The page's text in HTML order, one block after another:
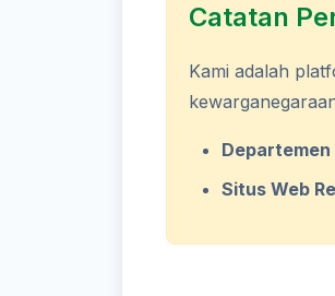
Catatan
Kami adalah
Departemen
Situs Web